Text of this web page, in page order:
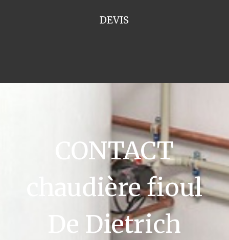
DEVIS
CONTACT
chaudière fioul
De Dietrich